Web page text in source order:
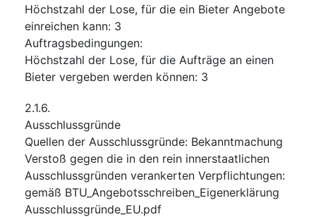
Höchstzahl der Lose, für die ein Bieter Angebote
einreichen kann: 3
Auftragsbedingungen:
Höchstzahl der Lose, für die Aufträge an einen
Bieter vergeben werden können: 3
2.1.6.
Ausschlussgründe
Quellen der Ausschlussgründe: Bekanntmachung
Verstoß gegen die in den rein innerstaatlichen
Ausschlussgründen verankerten Verpflichtungen:
gemäß BTU_Angebotsschreiben_Eigenerklärung
Ausschlussgründe_EU.pdf